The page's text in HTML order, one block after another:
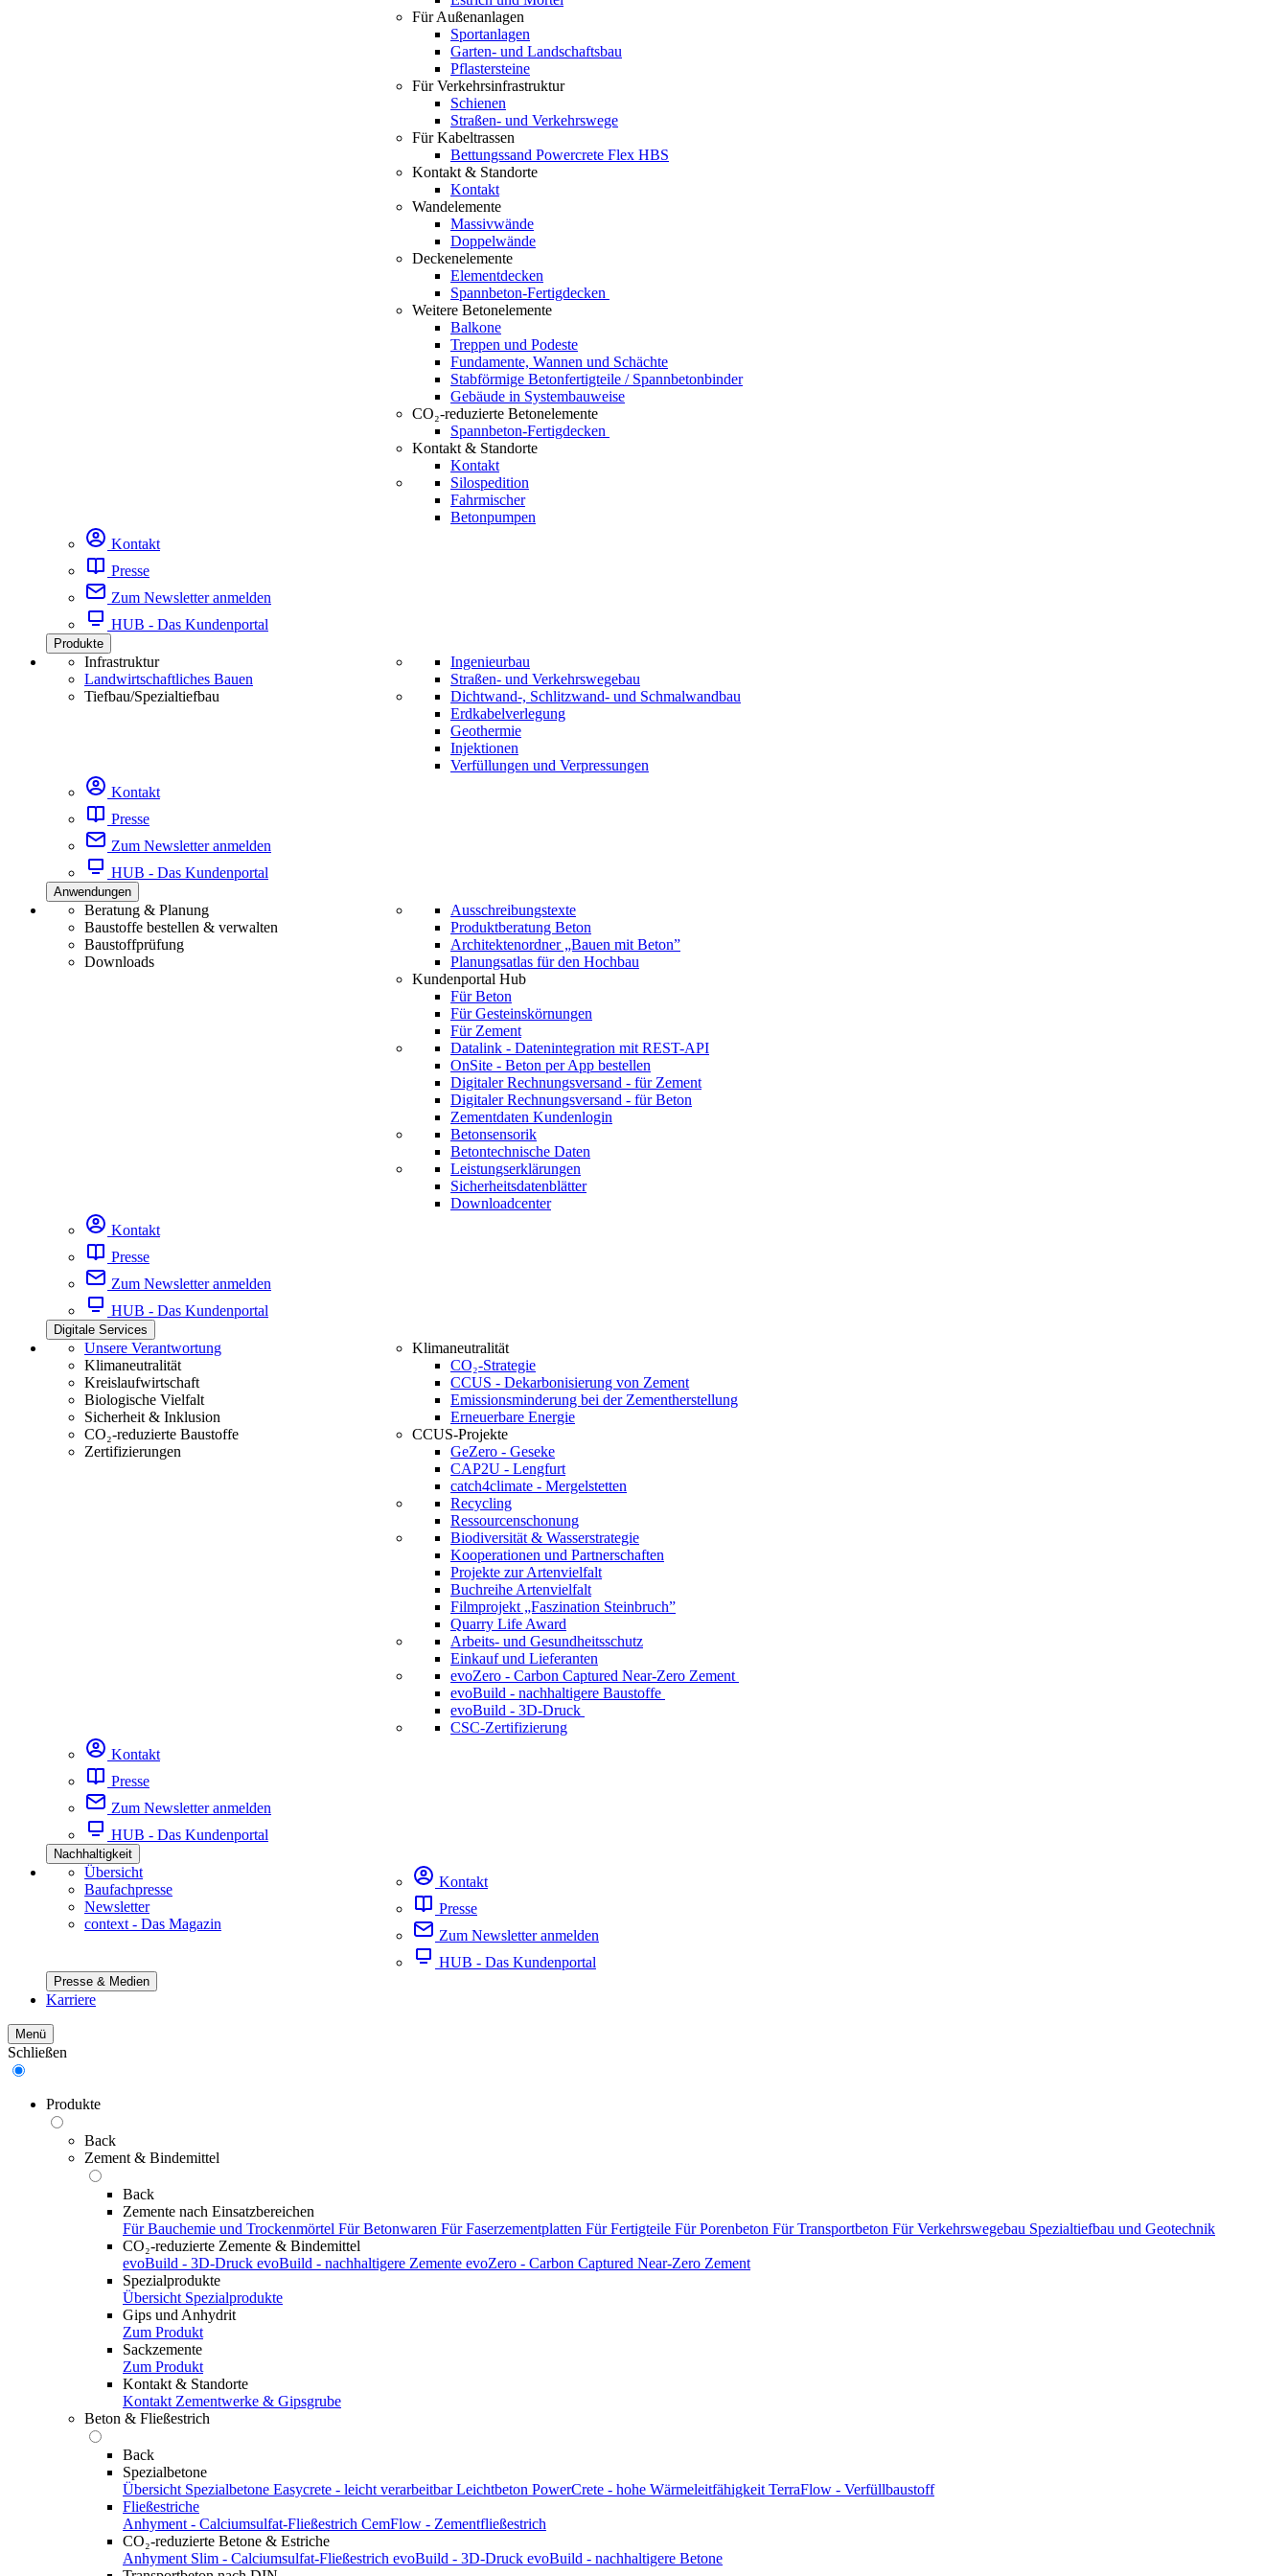
Für Außenanlagen
Sportanlagen
Garten- und Landschaftsbau
Pflastersteine
Für Verkehrsinfrastruktur
Schienen
Straßen- und Verkehrswege
Für Kabeltrassen
Bettungssand Powercrete Flex HBS
Kontakt & Standorte
Kontakt
Wandelemente
Massivwände
Doppelwände
Deckenelemente
Elementdecken
Spannbeton-Fertigdecken
Weitere Betonelemente
Balkone
Treppen und Podeste
Fundamente, Wannen und Schächte
Stabförmige Betonfertigteile / Spannbetonbinder
Gebäude in Systembauweise
CO₂-reduzierte Betonelemente
Spannbeton-Fertigdecken
Kontakt & Standorte
Kontakt
Silospedition
Fahrmischer
Betonpumpen
Kontakt
Presse
Zum Newsletter anmelden
HUB - Das Kundenportal
Produkte
Infrastruktur
Landwirtschaftliches Bauen
Tiefbau/Spezialtiefbau
Ingenieurbau
Straßen- und Verkehrswegebau
Dichtwand-, Schlitzwand- und Schmalwandbau
Erdkabelverlegung
Geothermie
Injektionen
Verfüllungen und Verpressungen
Kontakt
Presse
Zum Newsletter anmelden
HUB - Das Kundenportal
Anwendungen
Beratung & Planung
Baustoffe bestellen & verwalten
Baustoffprüfung
Downloads
Ausschreibungstexte
Produktberatung Beton
Architektenordner „Bauen mit Beton”
Planungsatlas für den Hochbau
Kundenportal Hub
Für Beton
Für Gesteinskörnungen
Für Zement
Datalink - Datenintegration mit REST-API
OnSite - Beton per App bestellen
Digitaler Rechnungsversand - für Zement
Digitaler Rechnungsversand - für Beton
Zementdaten Kundenlogin
Betonsensorik
Betontechnische Daten
Leistungserklärungen
Sicherheitsdatenblätter
Downloadcenter
Kontakt
Presse
Zum Newsletter anmelden
HUB - Das Kundenportal
Digitale Services
Unsere Verantwortung
Klimaneutralität
Kreislaufwirtschaft
Biologische Vielfalt
Sicherheit & Inklusion
CO₂-reduzierte Baustoffe
Zertifizierungen
Klimaneutralität
CO₂-Strategie
CCUS - Dekarbonisierung von Zement
Emissionsminderung bei der Zementherstellung
Erneuerbare Energie
CCUS-Projekte
GeZero - Geseke
CAP2U - Lengfurt
catch4climate - Mergelstetten
Recycling
Ressourcenschonung
Biodiversität & Wasserstrategie
Kooperationen und Partnerschaften
Projekte zur Artenvielfalt
Buchreihe Artenvielfalt
Filmprojekt „Faszination Steinbruch”
Quarry Life Award
Arbeits- und Gesundheitsschutz
Einkauf und Lieferanten
evoZero - Carbon Captured Near-Zero Zement
evoBuild - nachhaltigere Baustoffe
evoBuild - 3D-Druck
CSC-Zertifizierung
Kontakt
Presse
Zum Newsletter anmelden
HUB - Das Kundenportal
Nachhaltigkeit
Übersicht
Baufachpresse
Newsletter
context - Das Magazin
Kontakt
Presse
Zum Newsletter anmelden
HUB - Das Kundenportal
Presse & Medien
Karriere
Menü
Schließen
Produkte
Back
Zement & Bindemittel
Back
Zemente nach Einsatzbereichen
Für Bauchemie und Trockenmörtel Für Betonwaren Für Faserzementplatten Für Fertigteile Für Porenbeton Für Transportbeton Für Verkehrswegebau Spezialtiefbau und Geotechnik
CO₂-reduzierte Zemente & Bindemittel
evoBuild - 3D-Druck evoBuild - nachhaltigere Zemente evoZero - Carbon Captured Near-Zero Zement
Spezialprodukte
Übersicht Spezialprodukte
Gips und Anhydrit
Zum Produkt
Sackzemente
Zum Produkt
Kontakt & Standorte
Kontakt Zementwerke & Gipsgrube
Beton & Fließestrich
Back
Spezialbetone
Übersicht Spezialbetone Easycrete - leicht verarbeitbar Leichtbeton PowerCrete - hohe Wärmeleitfähigkeit TerraFlow - Verfüllbaustoff
Fließestriche
Anhyment - Calciumsulfat-Fließestrich CemFlow - Zementfließestrich
CO₂-reduzierte Betone & Estriche
Anhyment Slim - Calciumsulfat-Fließestrich evoBuild - 3D-Druck evoBuild - nachhaltigere Betone